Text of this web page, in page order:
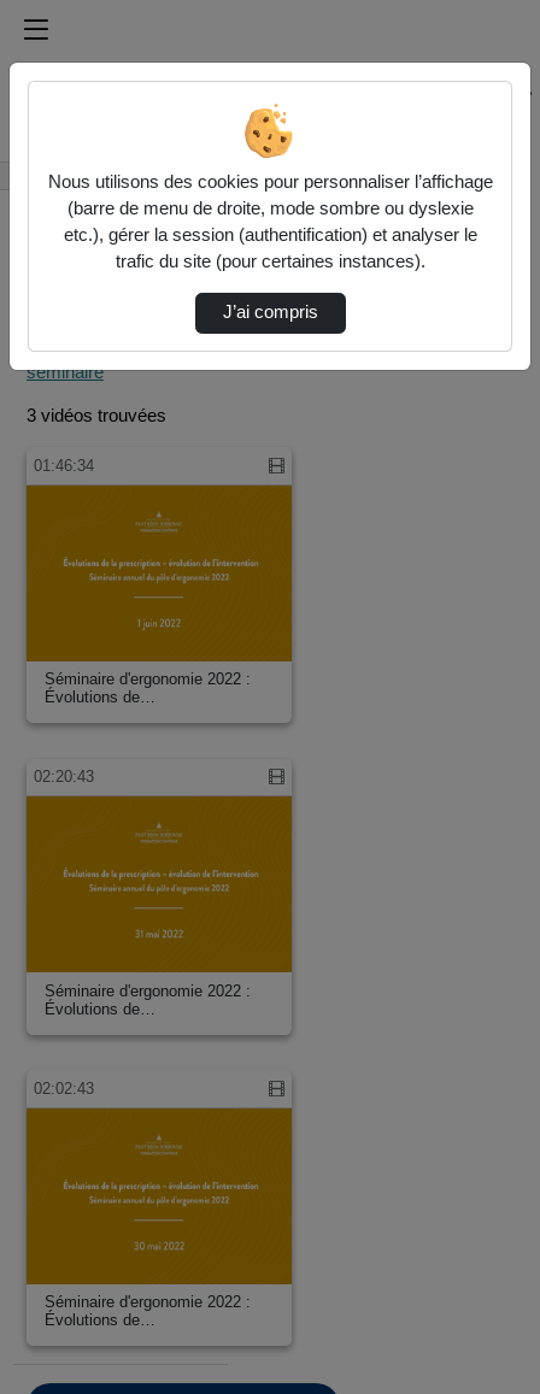
Médiathèque de l'université Paris
Rechercher un média sur Médiathèque de l'université
Accueil Rechercher
pour en retirer) :
seminaire
3 vidéos trouvées
01:46:34
Séminaire d'ergonomie 2022 :
Évolutions de…
02:20:43
Séminaire d'ergonomie 2022 :
Évolutions de…
02:02:43
Séminaire d'ergonomie 2022 :
Évolutions de…
Nous utilisons des cookies pour personnaliser l’affichage
(barre de menu de droite, mode sombre ou dyslexie
etc.), gérer la session (authentification) et analyser le
trafic du site (pour certaines instances).
J’ai compris